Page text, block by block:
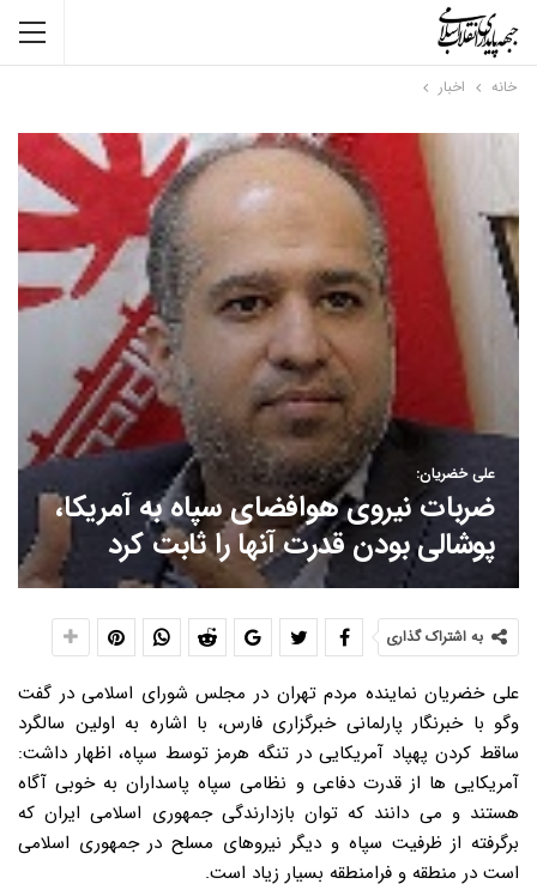
خانه اخبار
علی خضریان:
ضربات نیروی هوافضای سپاه به آمریکا،
پوشالی بودن قدرت آنها را ثابت کرد
به اشتراک گذاری
علی خضریان نماینده مردم تهران در مجلس شورای اسلامی در گفت
وگو با خبرنگار پارلمانی خبرگزاری فارس، با اشاره به اولین سالگرد
ساقط کردن پهپاد آمریکایی در تنگه هرمز توسط سپاه، اظهار داشت:
آمریکایی ها از قدرت دفاعی و نظامی سپاه پاسداران به خوبی آگاه
هستند و می دانند که توان بازدارندگی جمهوری اسلامی ایران که
برگرفته از ظرفیت سپاه و دیگر نیروهای مسلح در جمهوری اسلامی
است در منطقه و فرامنطقه بسیار زیاد است.